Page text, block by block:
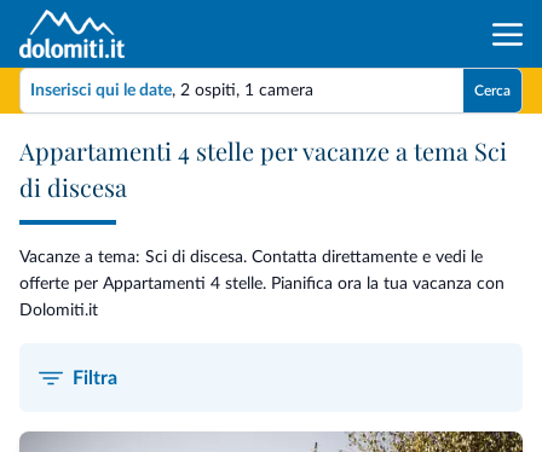
Inserisci qui le date, 2 ospiti, 1 camera Cerca
Appartamenti 4 stelle per vacanze a tema Sci
di discesa
Vacanze a tema: Sci di discesa. Contatta direttamente e vedi le
offerte per Appartamenti 4 stelle. Pianifica ora la tua vacanza con
Dolomiti.it
Filtra